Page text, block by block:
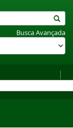
Busca Avançada